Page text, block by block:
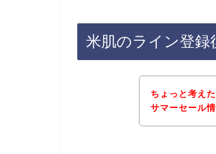
米肌のライン登録
ちょっと考え
サマーセール